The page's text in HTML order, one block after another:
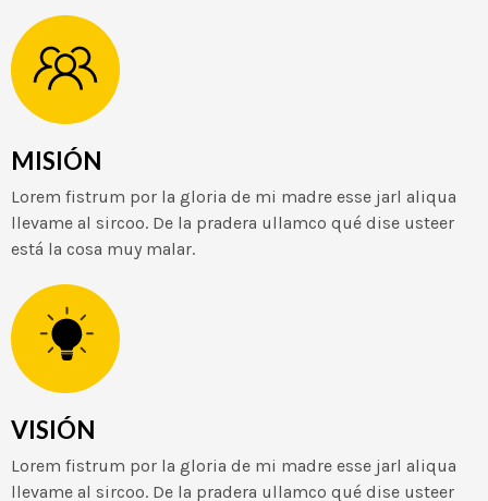
MISIÓN
Lorem fistrum por la gloria de mi madre esse jarl aliqua
llevame al sircoo. De la pradera ullamco qué dise usteer
está la cosa muy malar.
VISIÓN
Lorem fistrum por la gloria de mi madre esse jarl aliqua
llevame al sircoo. De la pradera ullamco qué dise usteer